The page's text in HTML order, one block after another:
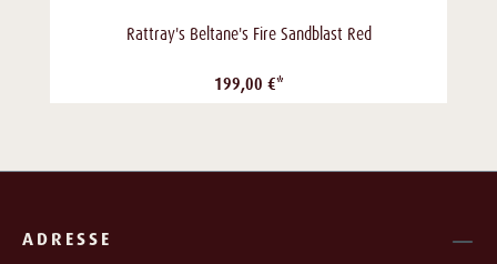
Rattray's Beltane's Fire Sandblast Red
199,00 €*
ADRESSE